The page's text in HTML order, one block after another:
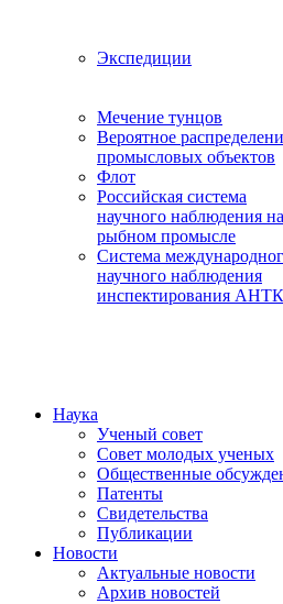
Экспедиции
Мечение тунцов
Вероятное
промысловых объектов
Флот
Российская система
научного наблюдения на
рыбном промысле
Система
научного наблюдения
инспектирования
Наука
Ученый совет
Совет молодых ученых
Общественные
Патенты
Свидетельства
Публикации
Новости
Актуальные новости
Архив новостей